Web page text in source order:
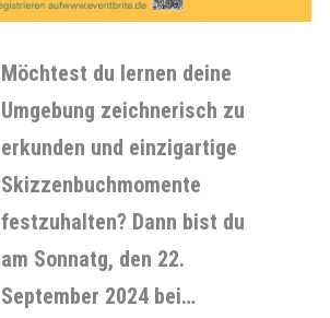
Möchtest du lernen deine
Umgebung zeichnerisch zu
erkunden und einzigartige
Skizzenbuchmomente
festzuhalten? Dann bist du
am Sonnatg, den 22.
September 2024 bei…